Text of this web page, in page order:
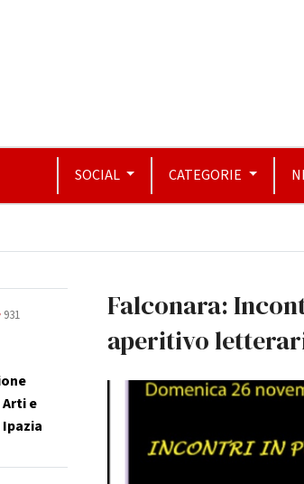
SOCIAL CATEGORIE
931
e
Ipazia
Falconara:
aperitivo